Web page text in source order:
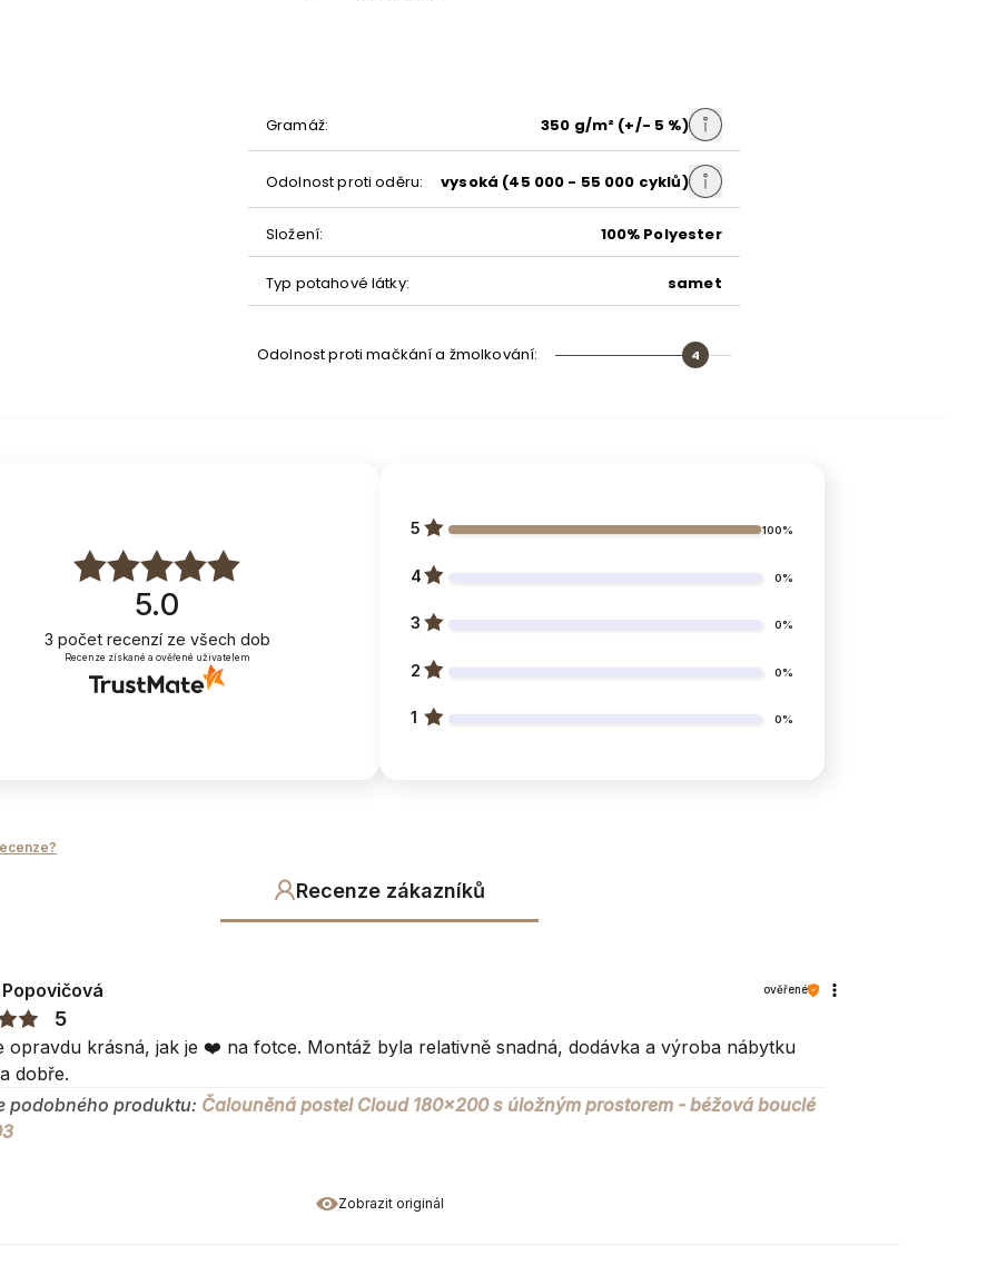
od horního okraje lůžka
látkou
kolekce
rozměrech (tolerance)
Gramáž: 350 g/m² (+/- 5 %)
Odolnost proti oděru: vysoká (45 000 - 55 000 cyklů)
Složení: 100% Polyester
Typ potahové látky: samet
Odolnost proti mačkání a žmolkování: 4
5.0
3 počet recenzí ze všech dob
Recenze získané a ověřené uživatelem
5 100%
4 0%
3 0%
2 0%
1 0%
Recenze zákazníků
Zobrazit originál
ověřené
5
opravdu krásná, jak je ❤️ na fotce. Montáž byla relativně snadná, dodávka a výroba nábytku
dobře.
podobného produktu: Čalouněná postel Cloud 180x200 s úložným prostorem - béžová bouclé